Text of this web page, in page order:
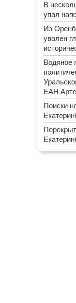
В
упал
Из
уволен
Водяное
ЕАН
Поиски